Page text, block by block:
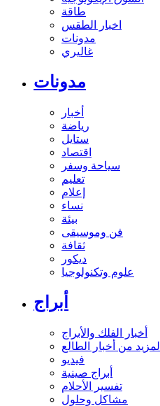
طاقة
اخبار الطقس
مدونات
غاليري
مدونات
أخبار
رياضة
ستايل
اقتصاد
سياحة وسفر
تعليم
إعلام
نساء
بيئة
فن وموسيقى
ثقافة
ديكور
علوم وتكنولوجيا
أبراج
أخبار الفلك والأبراج
المزيد من أخبار الطالع
فيديو
أبراج صينية
تفسير الأحلام
مشاكل وحلول